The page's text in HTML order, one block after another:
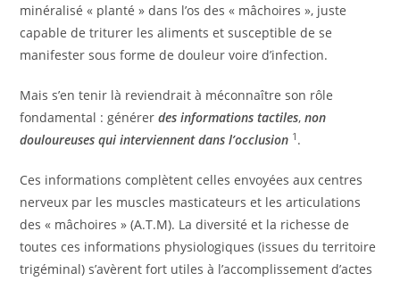
minéralisé « planté » dans l’os des « mâchoires », juste
capable de triturer les aliments et susceptible de se
manifester sous forme de douleur voire d’infection.
Mais s’en tenir là reviendrait à méconnaître son rôle
fondamental : générer des informations tactiles,non
douloureuses qui interviennent dans l’occlusion 1 .
Ces informations complètent celles envoyées aux centres
nerveux par les muscles masticateurs et les articulations
des « mâchoires » (A.T.M). La diversité et la richesse de
toutes ces informations physiologiques (issues du territoire
trigéminal) s’avèrent fort utiles à l’accomplissement d’actes